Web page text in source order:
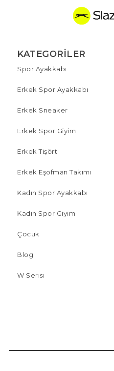
KATEGORILER
Spor Ayakkabı
Erkek Spor Ayakkabı
Erkek Sneaker
Erkek Spor Giyim
Erkek Tişört
Erkek Eşofman Takımı
Kadın Spor Ayakkabı
Kadın Spor Giyim
Çocuk
Blog
W Serisi